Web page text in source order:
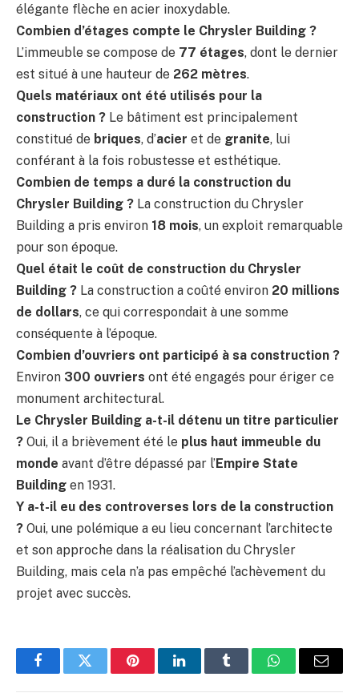
élégante flèche en acier inoxydable.
Combien d’étages compte le Chrysler Building ?
L’immeuble se compose de 77 étages, dont le dernier
est situé à une hauteur de 262 mètres.
Quels matériaux ont été utilisés pour la
construction ? Le bâtiment est principalement
constitué de briques, d’acier et de granite, lui
conférant à la fois robustesse et esthétique.
Combien de temps a duré la construction du
Chrysler Building ? La construction du Chrysler
Building a pris environ 18 mois, un exploit remarquable
pour son époque.
Quel était le coût de construction du Chrysler
Building ? La construction a coûté environ 20 millions
de dollars, ce qui correspondait à une somme
conséquente à l’époque.
Combien d’ouvriers ont participé à sa construction ?
Environ 300 ouvriers ont été engagés pour ériger ce
monument architectural.
Le Chrysler Building a-t-il détenu un titre particulier
? Oui, il a brièvement été le plus haut immeuble du
monde avant d’être dépassé par l’Empire State
Building en 1931.
Y a-t-il eu des controverses lors de la construction
? Oui, une polémique a eu lieu concernant l’architecte
et son approche dans la réalisation du Chrysler
Building, mais cela n’a pas empêché l’achèvement du
projet avec succès.
FacebookTwitter PinterestLinkedInTumblr WhatsApp
E-